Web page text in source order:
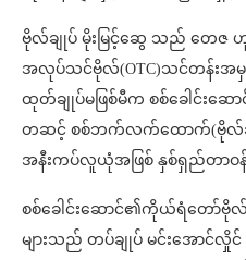
ဗိုလ်ချုပ် မိုးမြင့်ဆွေ သည် တေ
အလုပ်သင်ဗိုလ်(OTC)သင်တန်းအမှတ်
ထုတ်ချုပ်မဖြစ်မီက စစ်ခေါင်းဆ
တဆင့် စစ်ဘက်လက်ထောက်(ဗိုလ်ချု
အနီးကပ်လူယုံအဖြစ် နှစ်ရှည်တာဝ
စစ်ခေါင်းဆောင်၏ကိုယ်ရံတော်
များသည် တပ်ချုပ် မင်းအော